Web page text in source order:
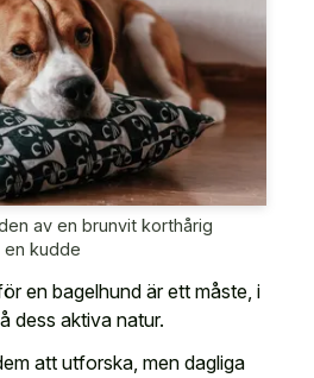
av en brunvit korthårig
kudde
en bagelhund är ett måste, i
dess aktiva natur.
att utforska, men dagliga